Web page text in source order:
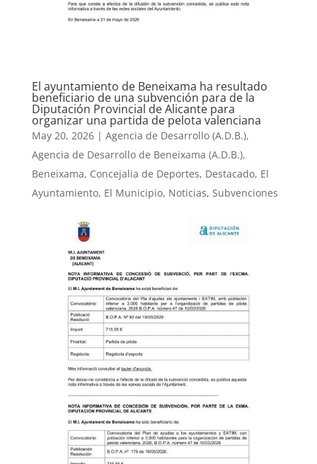
El ayuntamiento de Beneixama ha resultado
beneficiario de una subvención para de la
Diputación Provincial de Alicante para
organizar una partida de pelota valenciana
May 20, 2026| Agencia de Desarrollo (A.D.B.),
Agencia de Desarrollo de Beneixama (A.D.B.),
Beneixama, Concejalia de Deportes, Destacado, El
Ayuntamiento, El Municipio, Noticias, Subvenciones